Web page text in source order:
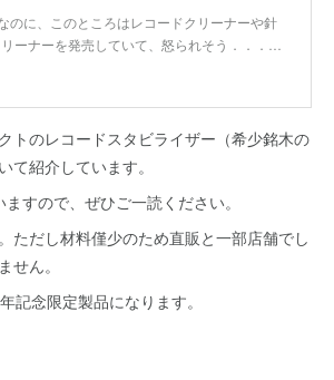
のに、このところはレコードクリーナーや針
ーナーを発売していて、怒られそう．．．…
トのレコードスタビライザー（希少銘木の
て紹介しています。
すので、ぜひご一読ください。
ただし材料僅少のため直販と一部店舗でし
せん。
記念限定製品になります。